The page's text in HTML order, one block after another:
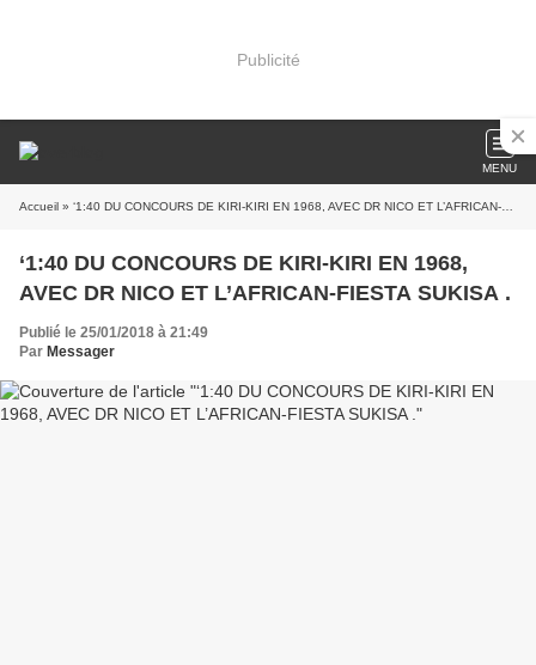
Publicité
MENU
Accueil » ‘1:40 DU CONCOURS DE KIRI-KIRI EN 1968, AVEC DR NICO ET L’AFRICAN-FIESTA SUKISA .
‘1:40 DU CONCOURS DE KIRI-KIRI EN 1968,
AVEC DR NICO ET L’AFRICAN-FIESTA SUKISA .
Publié le 25/01/2018 à 21:49
Par Messager